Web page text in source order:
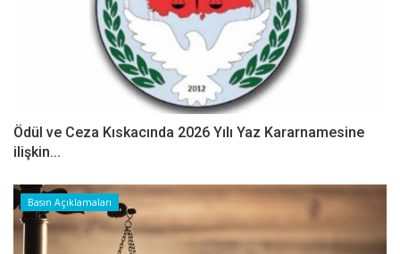
Ödül ve Ceza Kıskacında 2026 Yılı Yaz Kararnamesine
ilişkin...
Basın Açıklamaları